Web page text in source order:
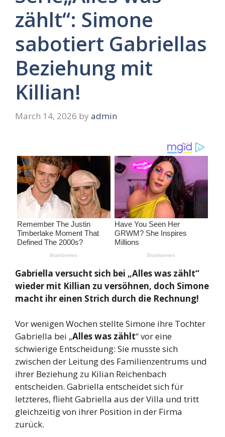
zählt“: Simone
sabotiert Gabriellas
Beziehung mit
Killian!
March 14, 2026 by admin
Gabriella versucht sich bei „Alles was zählt“
wieder mit Killian zu versöhnen, doch Simone
macht ihr einen Strich durch die Rechnung!
Vor wenigen Wochen stellte Simone ihre Tochter
Gabriella bei „Alles was zählt“ vor eine
schwierige Entscheidung: Sie musste sich
zwischen der Leitung des Familienzentrums und
ihrer Beziehung zu Kilian Reichenbach
entscheiden. Gabriella entscheidet sich für
letzteres, flieht Gabriella aus der Villa und tritt
gleichzeitig von ihrer Position in der Firma
zurück.